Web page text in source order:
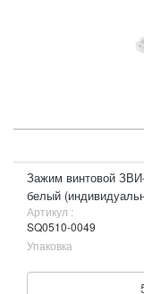
Зажим винтовой
белый
Артикул :
SQ0510-0049
Упаковка